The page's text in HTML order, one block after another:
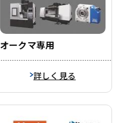
オークマ専用
詳しく見る